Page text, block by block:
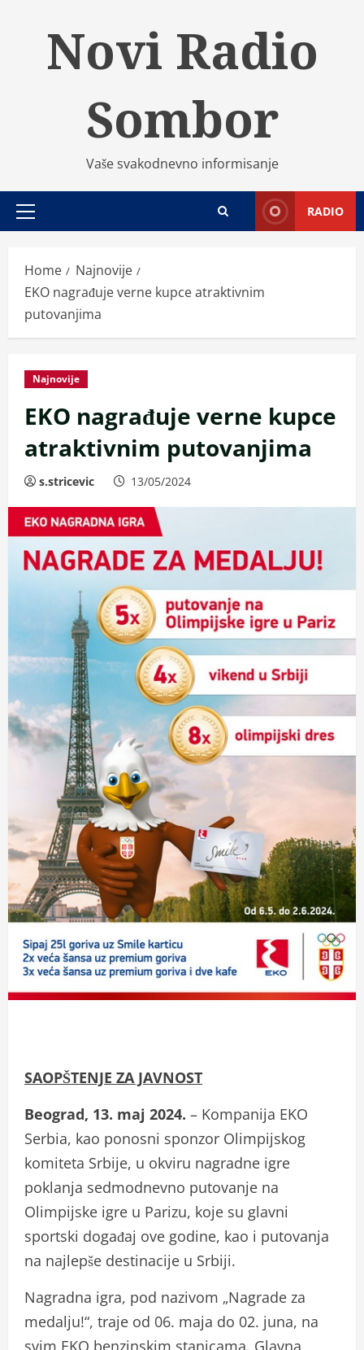
Novi Radio
Sombor
Vaše svakodnevno informisanje
Primary
RADIO
Home
Najnovije
EKO nagrađuje verne kupce atraktivnim
putovanjima
Najnovije
EKO nagrađuje verne kupce
atraktivnim putovanjima
s.stricevic 13/05/2024
SAOPŠTENJE ZA JAVNOST
Beograd, 13. maj 2024. – Kompanija EKO
Serbia, kao ponosni sponzor Olimpijskog
komiteta Srbije, u okviru nagradne igre
poklanja sedmodnevno putovanje na
Olimpijske igre u Parizu, koje su glavni
sportski događaj ove godine, kao i putovanja
na najlepše destinacije u Srbiji.
Nagradna igra, pod nazivom „Nagrade za
medalju!“, traje od 06. maja do 02. juna, na
svim EKO benzinskim stanicama. Glavna